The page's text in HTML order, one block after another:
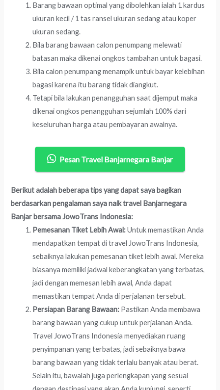
Barang bawaan optimal yang dibolehkan ialah 1 kardus
ukuran kecil / 1 tas ransel ukuran sedang atau koper
ukuran sedang.
Bila barang bawaan calon penumpang melewati
batasan maka dikenai ongkos tambahan untuk bagasi.
Bila calon penumpang menampik untuk bayar kelebihan
bagasi karena itu barang tidak diangkut.
Tetapi bila lakukan penangguhan saat dijemput maka
dikenai ongkos penangguhan sejumlah 100% dari
keseluruhan harga atau pembayaran awalnya.
Pesan Travel Banjarnegara Banjar
Berikut adalah beberapa tips yang dapat saya bagikan
berdasarkan pengalaman saya naik travel Banjarnegara
Banjar bersama JowoTrans Indonesia:
Pemesanan Tiket Lebih Awal:Untuk memastikan Anda
mendapatkan tempat di travel JowoTrans Indonesia,
sebaiknya lakukan pemesanan tiket lebih awal. Mereka
biasanya memiliki jadwal keberangkatan yang terbatas,
jadi dengan memesan lebih awal, Anda dapat
memastikan tempat Anda di perjalanan tersebut.
Persiapan Barang Bawaan: Pastikan Anda membawa
barang bawaan yang cukup untuk perjalanan Anda.
Travel JowoTrans Indonesia menyediakan ruang
penyimpanan yang terbatas, jadi sebaiknya bawa
barang bawaan yang tidak terlalu banyak atau berat.
Selain itu, bawalah juga perlengkapan yang sesuai